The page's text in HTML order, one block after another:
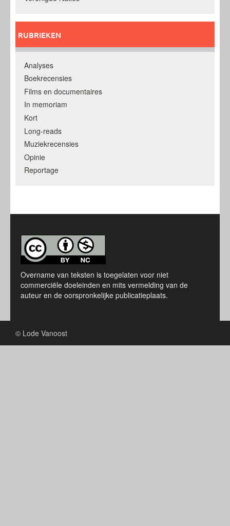
RUBRIEKEN
Analyses
Boekrecensies
Films en documentaires
In memoriam
Kort
Long-reads
Muziekrecensies
Opinie
Reportage
Overname van teksten is toegelaten voor niet
commerciële doeleinden en mits vermelding van de
auteur en de oorspronkelijke publicatieplaats.
© Lode Vanoost